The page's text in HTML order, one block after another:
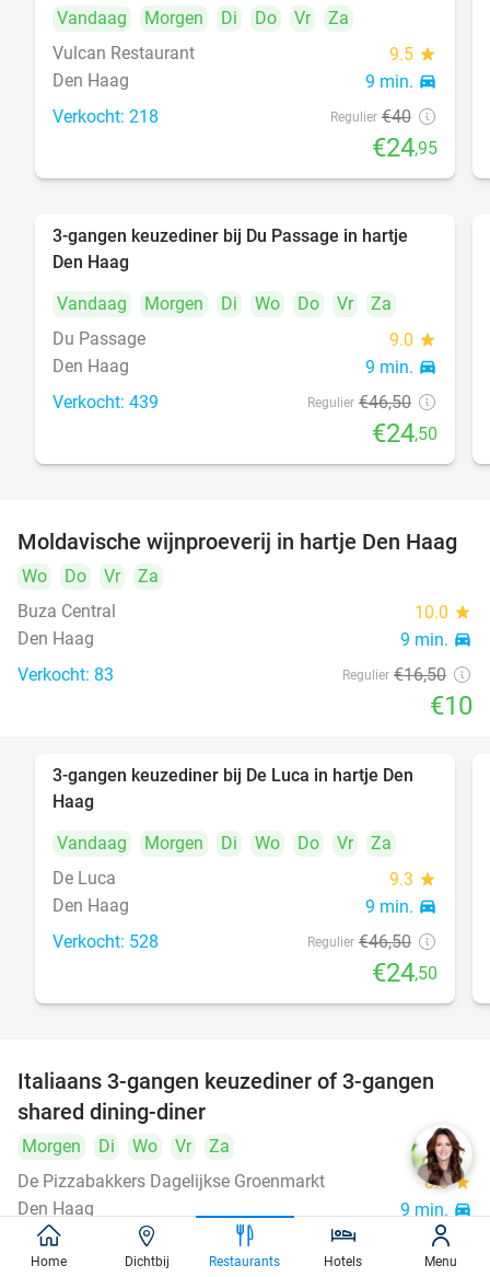
Vandaag Morgen Di Do Vr
Za
Vulcan Restaurant
9.5 star
Den Haag 9 min. directions_car
Verkocht: 218 Regulier €40
€24,95
47%
3-gangen keuzediner bij Du Passage in hartje
Den Haag
Vandaag
Morgen Di Wo Do Vr
Za
Du Passage
9.0 star
Den Haag 9 min. directions_car
Verkocht: 439 Regulier €46,50
€24,50
39%
Moldavische wijnproeverij in hartje Den Haag
Wo Do Vr
Za
Buza Central
10.0 star
Den Haag 9 min. directions_car
Verkocht: 83 Regulier €16,50
€10
47%
3-gangen keuzediner bij De Luca in hartje Den
Haag
Vandaag
Morgen Di Wo Do Vr
Za
De Luca
9.3 star
Den Haag 9 min. directions_car
Verkocht: 528 Regulier €46,50
€24,50
50%
Italiaans 3-gangen keuzediner of 3-gangen
shared dining-diner
Morgen Di Wo Vr
Za
De Pizzabakkers Dagelijkse Groenmarkt
8.6star
Den Haag 9 min. directions_car
Verkocht: 760 Regulier ,95
Home Dichtbij Restaurants Hotels Menu